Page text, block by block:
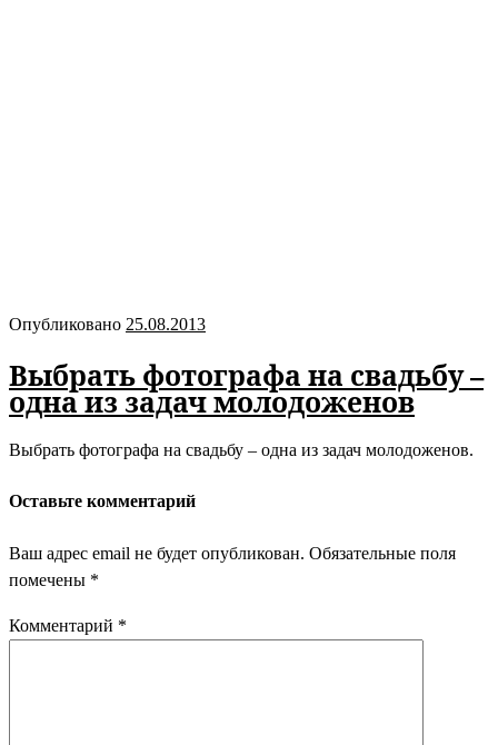
Опубликовано 25.08.2013
Выбрать фотографа на свадьбу –
одна из задач молодоженов
Выбрать фотографа на свадьбу – одна из задач молодоженов.
Оставьте комментарий
Ваш адрес email не будет опубликован. Обязательные поля
помечены *
Комментарий *